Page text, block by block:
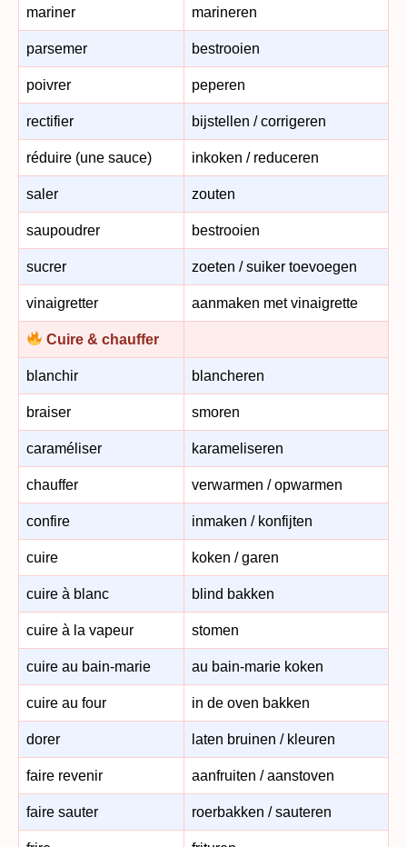
mariner marineren
parsemer bestrooien
poivrer peperen
rectifier bijstellen / corrigeren
réduire (une sauce) inkoken / reduceren
saler zouten
saupoudrer bestrooien
sucrer zoeten / suiker toevoegen
vinaigretter aanmaken met vinaigrette
Cuire & chauffer
blanchir blancheren
braiser smoren
caraméliser karameliseren
chauffer verwarmen / opwarmen
confire inmaken / konfijten
cuire koken / garen
cuire à blanc blind bakken
cuire à la vapeur stomen
cuire au bain-marie au bain-marie koken
cuire au four in de oven bakken
dorer laten bruinen / kleuren
faire revenir aanfruiten / aanstoven
faire sauter roerbakken / sauteren